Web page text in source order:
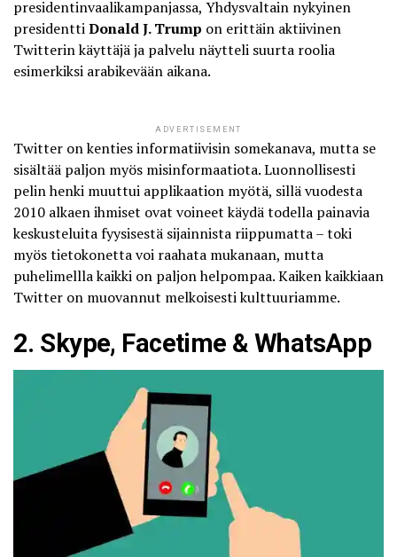
presidentinvaalikampanjassa, Yhdysvaltain nykyinen
presidenttiDonald J. Trump on erittäin aktiivinen
Twitterin käyttäjä ja palvelu näytteli suurta roolia
esimerkiksi arabikevään aikana.
ADVERTISEMENT
Twitter on kenties informatiivisin somekanava, mutta se
sisältää paljon myös misinformaatiota. Luonnollisesti
pelin henki muuttui applikaation myötä, sillä vuodesta
2010 alkaen ihmiset ovat voineet käydä todella painavia
keskusteluita fyysisestä sijainnista riippumatta – toki
myös tietokonetta voi raahata mukanaan, mutta
puhelimellla kaikki on paljon helpompaa. Kaiken kaikkiaan
Twitter on muovannut melkoisesti kulttuuriamme.
2. Skype, Facetime & WhatsApp